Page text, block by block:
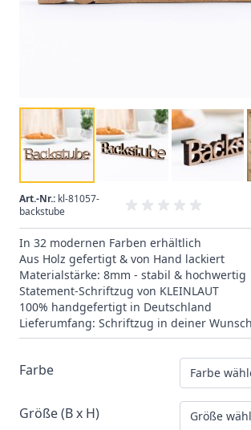
Art.-Nr.: kl-81057-
backstube
In 32 modernen Farben erhältlich
Aus Holz gefertigt & von Hand lackiert
Materialstärke: 8mm - stabil & hochwertig
Statement-Schriftzug von KLEINLAUT
100% handgefertigt in Deutschland
Lieferumfang: Schriftzug in deiner
Farbe Farbe
Größe (B x H) Größe